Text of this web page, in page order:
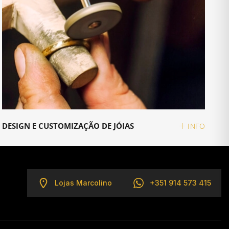
DESIGN E CUSTOMIZAÇÃO DE JÓIAS INFO
Lojas Marcolino +351 914 573 415